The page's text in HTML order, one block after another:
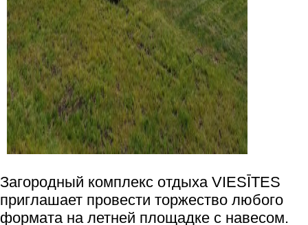
Загородный комплекс отдыха VIESĪTES
приглашает провести торжество любого
формата на летней площадке с навесом.